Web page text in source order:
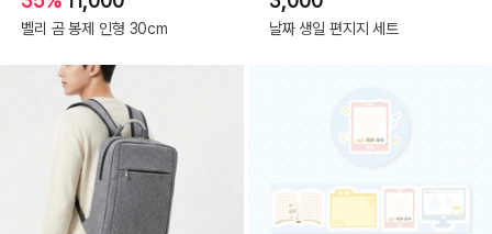
벨리 곰 봉제 인형 30cm 날짜 생일 편지지 세트